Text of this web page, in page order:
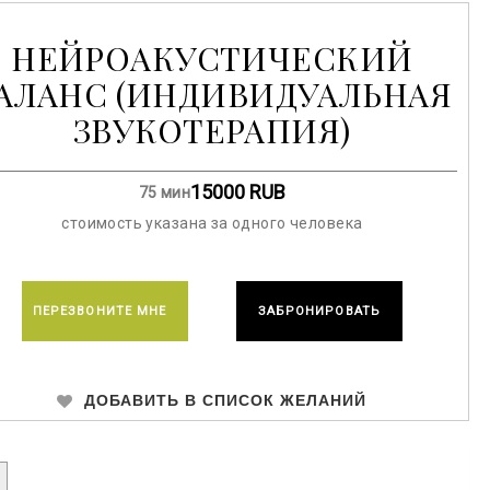
НЕЙРОАКУСТИЧЕСКИЙ
(ИНДИВИДУАЛЬНАЯ
ЗВУКОТЕРАПИЯ)
75 мин15000 RUB
стоимость указана за одного человека
ПЕРЕЗВОНИТЕ МНЕ ЗАБРОНИРОВАТЬ
ДОБАВИТЬ В СПИСОК ЖЕЛАНИЙ